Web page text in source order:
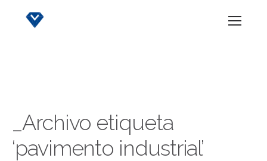
_Archivo etiqueta
‘pavimento industrial’